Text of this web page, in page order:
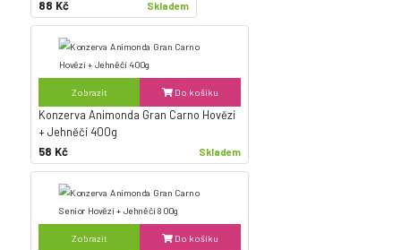
88 Kč
Skladem
Zobrazit Do košíku
Konzerva Animonda Gran Carno Hovězí
+ Jehněčí 400g
58 Kč
Skladem
Zobrazit Do košíku